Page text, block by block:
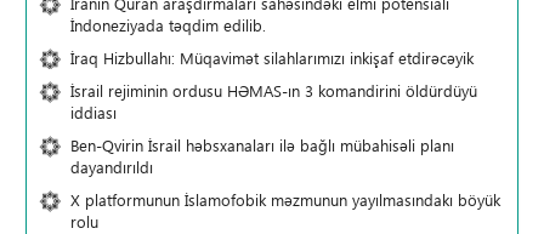
İndoneziyada təqdim edilib.
İraq Hizbullahı: Müqavimət silahlarımızı inkişaf etdirəcəyik
İsrail rejiminin ordusu HƏMAS-ın 3 komandirini öldürdüyü
iddiası
Ben-Qvirin İsrail həbsxanaları ilə bağlı mübahisəli planı
dayandırıldı
X platformunun İslamofobik məzmunun yayılmasındakı böyük
rolu